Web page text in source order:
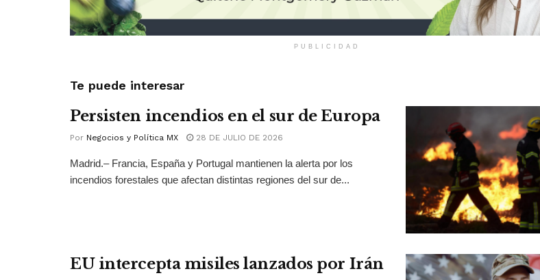
PUBLICIDAD
Te puede interesar
Persisten incendios en el sur de Europa
Por Negocios y Política MX 28 DE JULIO DE 2026
Madrid.– Francia, España y Portugal mantienen la alerta por los
incendios forestales que afectan distintas regiones del sur de...
EU intercepta misiles lanzados por Irán